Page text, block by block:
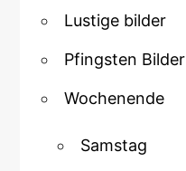
Lustige bilder
Pfingsten Bilder
Wochenende
Samstag